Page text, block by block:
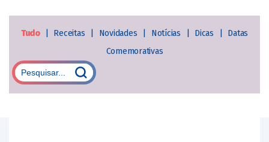
Tudo Receitas Novidades Notícias Dicas
Datas
Comemorativas